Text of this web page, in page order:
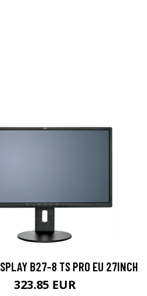
B27-8 TS PRO EU 27INCH
323.85 EUR